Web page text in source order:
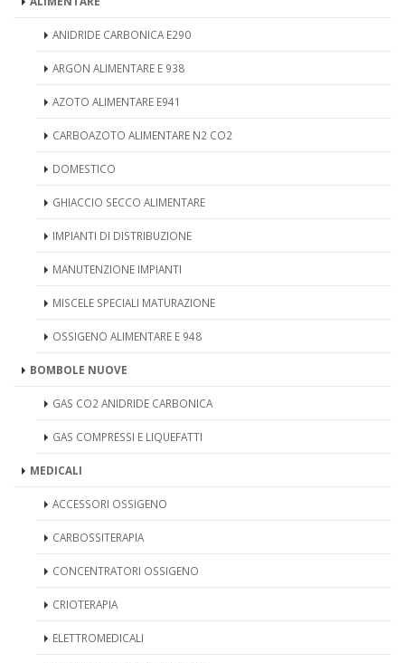
ANIDRIDE CARBONICA E290
ARGON ALIMENTARE E 938
AZOTO ALIMENTARE E941
CARBOAZOTO ALIMENTARE N2 CO2
DOMESTICO
GHIACCIO SECCO ALIMENTARE
IMPIANTI DI DISTRIBUZIONE
MANUTENZIONE IMPIANTI
MISCELE SPECIALI MATURAZIONE
OSSIGENO ALIMENTARE E 948
BOMBOLE NUOVE
GAS CO2 ANIDRIDE CARBONICA
GAS COMPRESSI E LIQUEFATTI
MEDICALI
ACCESSORI OSSIGENO
CARBOSSITERAPIA
CONCENTRATORI OSSIGENO
CRIOTERAPIA
ELETTROMEDICALI